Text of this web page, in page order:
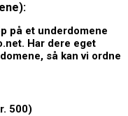
på et underdomene
. Har dere eget
så kan vi ordne
500)